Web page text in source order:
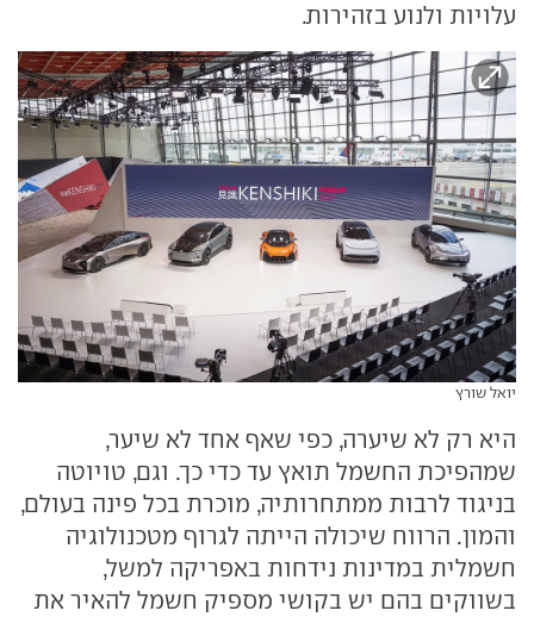
עלויות ולנוע בזהירות.
יואל שורץ
היא רק לא שיערה, כפי שאף אחד לא שיער,
שמהפיכת החשמל תואץ עד כדי כך. וגם, טויוטה
בניגוד לרבות ממתחרותיה, מוכרת בכל פינה בעולם,
והמון. הרווח שיכולה הייתה לגרוף מטכנולוגיה
חשמלית במדינות נידחות באפריקה למשל,
בשווקים בהם יש בקושי מספיק חשמל להאיר את